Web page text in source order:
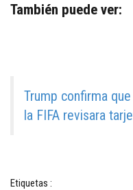
También puede ver:
Trump confirma
la FIFA revisara
Etiquetas :